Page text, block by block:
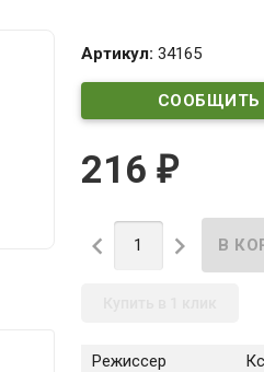
Артикул: 34165
СООБЩИТЬ
216 ₽
 
Режиссер